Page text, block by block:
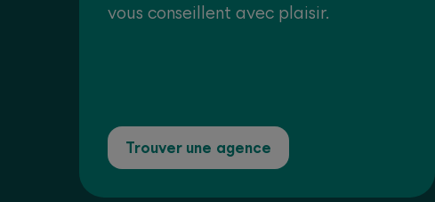
vous conseillent avec plaisir.
Trouver une agence